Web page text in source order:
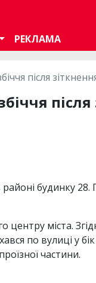
РЕКЛАМА
після
будинку
міста.
по вулиці у
частини.